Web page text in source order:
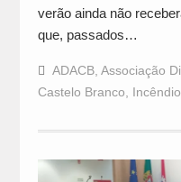
verão ainda não
que, passados…
ADACB, Associação
Castelo Branco